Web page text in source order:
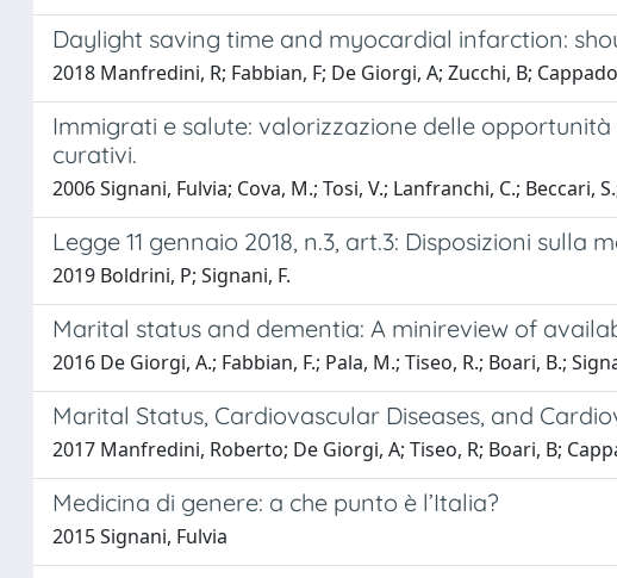
Daylight saving time and myocardial infarction:
2018 Manfredini, R; Fabbian, F; De Giorgi, A; Zucchi, B;
Immigrati e salute: valorizzazione delle
curativi.
2006 Signani, Fulvia; Cova, M.; Tosi, V.; Lanfranchi, C.;
Legge 11 gennaio 2018, n.3, art.3: Disposizioni sulla
2019 Boldrini, P; Signani, F.
Marital status and dementia: A minireview of
2016 De Giorgi, A.; Fabbian, F.; Pala, M.; Tiseo, R.; Boari, B.;
Marital Status, Cardiovascular Diseases, and
2017 Manfredini, Roberto; De Giorgi, A; Tiseo, R; Boari, B;
Medicina di genere: a che punto è l’Italia?
2015 Signani, Fulvia